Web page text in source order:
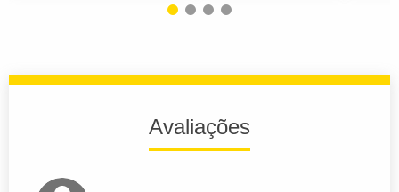
Avaliações